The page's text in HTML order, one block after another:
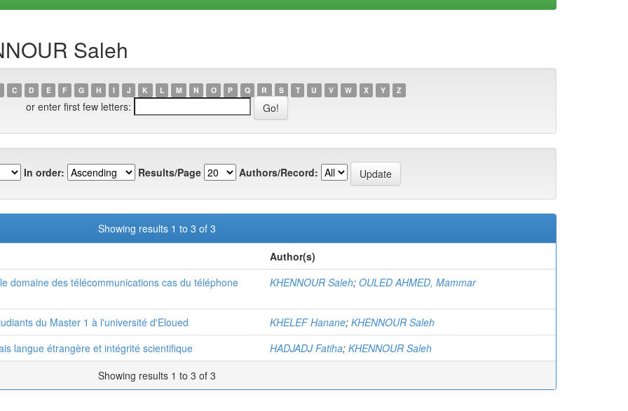
Saleh
C D E F G H I J K L M N O P Q R S T U V W X Y Z
or enter first few letters:
In order: Results/Page Authors/Record:
Showing results 1 to 3 of 3
Author(s)
domaine des télécommunications cas du téléphone
KHENNOUR Saleh; OULED AHMED, Mammar
du Master 1 à l'université d'Eloued KHELEF Hanane; KHENNOUR Saleh
langue étrangère et intégrité scientifique HADJADJ Fatiha; KHENNOUR Saleh
Showing results 1 to 3 of 3